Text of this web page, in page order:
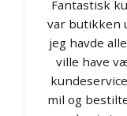
Fantastisk
var butikken
jeg havde
ville have
mil og